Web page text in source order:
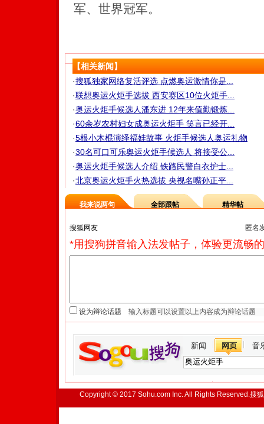
军、世界冠军。
【相关新闻】
·搜狐独家网络复活评选 点燃奥运激情你是...
·联想奥运火炬手选拔 西安赛区10位火炬手...
·奥运火炬手候选人潘东进 12年来值勤锻炼...
·60余岁农村妇女成奥运火炬手 笑言已经开...
·5根小木棍演绎福娃故事 火炬手候选人奥运礼物
·30名可口可乐奥运火炬手候选人 将接受公...
·奥运火炬手候选人介绍 铁路民警白衣护士...
·北京奥运火炬手火热选拔 央视名嘴孙正平...
我来说两句 全部跟帖 精华帖
匿名
*用搜狗拼音输入法发帖子，体验更流畅
设为辩论话题
新闻 网页 音
Copyright © 2017 Sohu.com Inc. All Rights Reserved.搜